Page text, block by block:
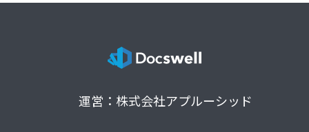
運営：株式会社アプルーシッド